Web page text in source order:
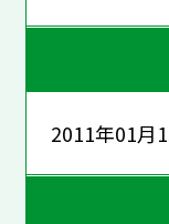
2011年01月